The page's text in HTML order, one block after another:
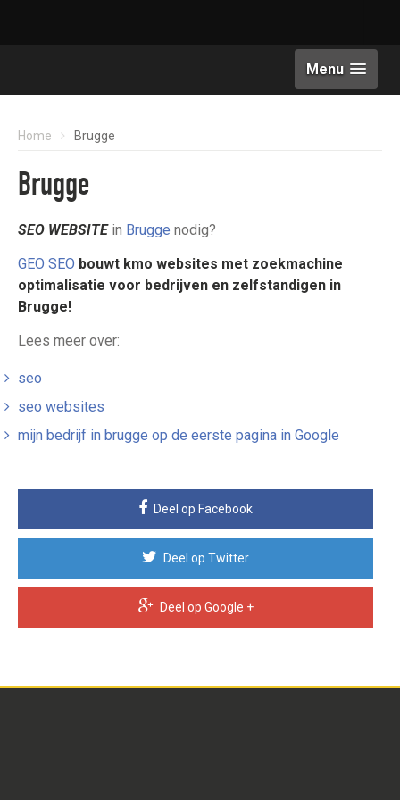
Menu
Home Brugge
Brugge
SEO WEBSITEin Brugge nodig?
GEO SEO bouwt kmo websites met zoekmachine
optimalisatie voor bedrijven en zelfstandigen in
Brugge!
Lees meer over:
seo
seo websites
mijn bedrijf in brugge op de eerste pagina in Google
Deel op Facebook
Deel op Twitter
Deel op Google +